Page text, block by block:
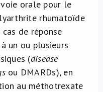
orale pour le
rhumatoïde
de réponse
un ou plusieurs
(disease
ou DMARDs), en
au méthotrexate